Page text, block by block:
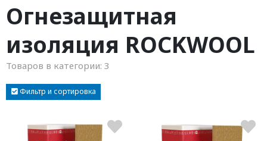
Огнезащитная
изоляция ROCKWOOL
Товаров в категории: 3
Фильтр и сортировка